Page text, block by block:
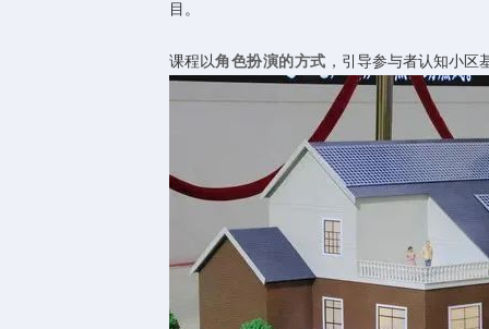
目。
课程以角色扮演的方式 ，引导参与者认知小